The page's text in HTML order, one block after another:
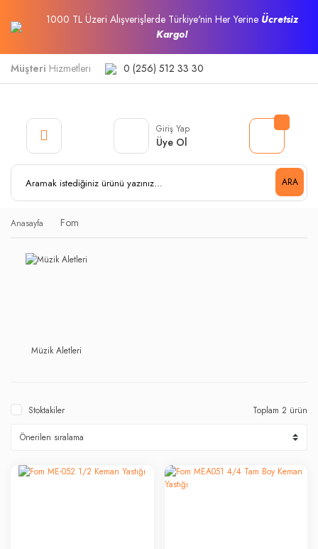
1000 TL Üzeri Alışverişlerde Türkiye'nin Her Yerine Ücretsiz
Kargo!
Müşteri Hizmetleri 0 (256) 512 33 30
ARA
Giriş Yap
Üye Ol
Anasayfa Fom
Müzik Aletleri
Stoktakiler Toplam 2 ürün